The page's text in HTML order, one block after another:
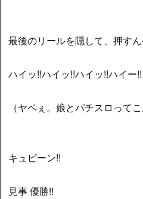
最後のリールを隠して、押す
ハイッ!!ハイッ!!ハイッ!!ハイー!!
（ヤベぇ。娘とパチスロって
キュピーン!!
見事 優勝!!